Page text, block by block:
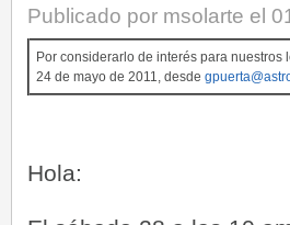
Publicado por msolarte el
Por considerarlo de interés para
24 de mayo de 2011, desde
Hola: